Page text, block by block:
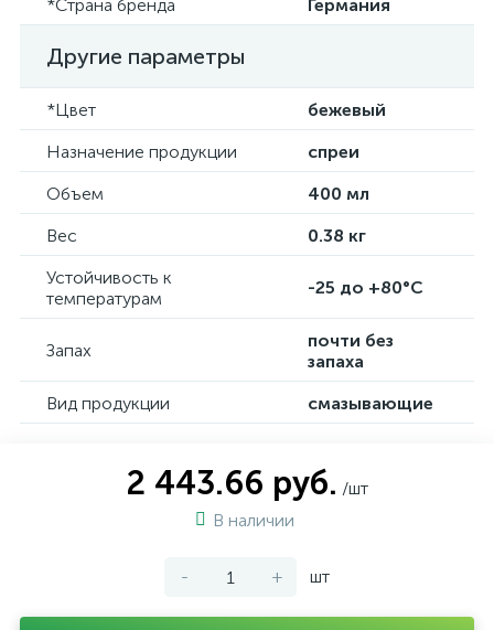
*Страна бренда
Германия
Другие параметры
*Цвет
бежевый
Назначение продукции
спреи
Объем
400 мл
Вес
0.38 кг
Устойчивость к
температурам
-25 до +80°C
Запах
почти без
запаха
Вид продукции
смазывающие
2 443.66 руб. /шт
В наличии
- + шт